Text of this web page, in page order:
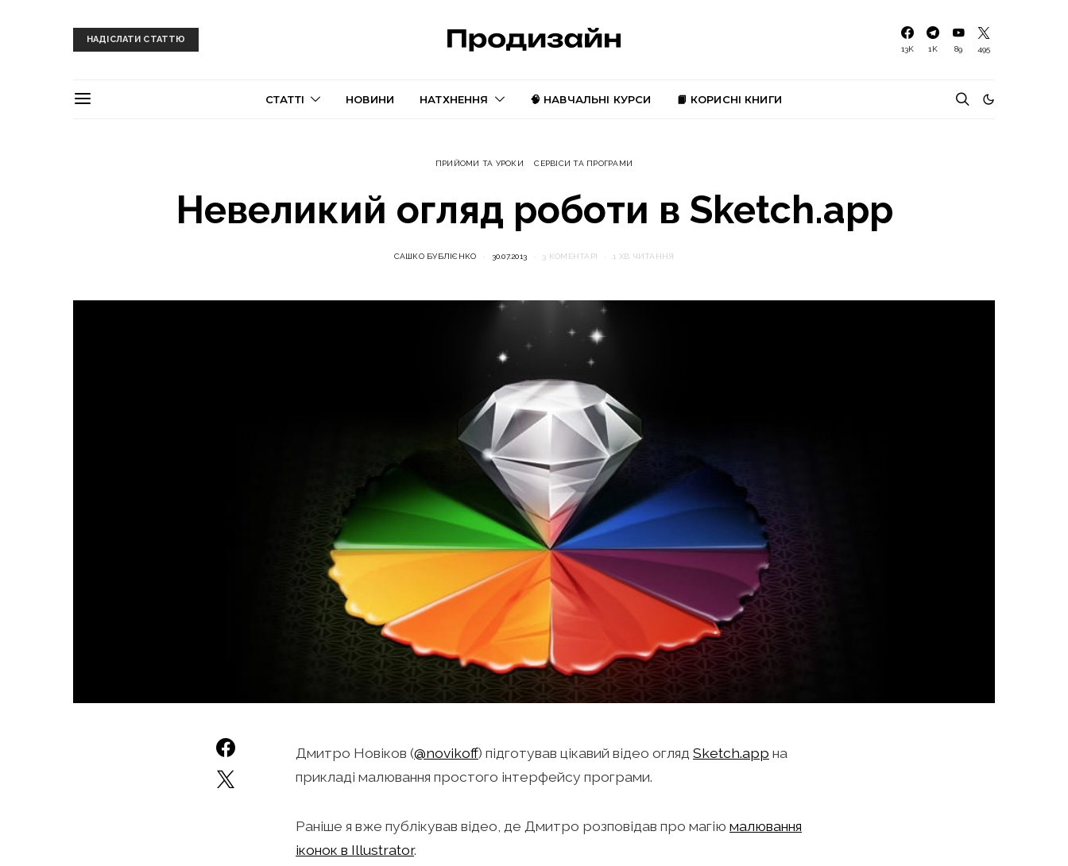
НАДІСЛАТИ СТАТТЮ
13K 1K 89 495
СТАТТІ НОВИНИ НАТХНЕННЯ 🧠 НАВЧАЛЬНІ КУРСИ 📙 КОРИСНІ КНИГИ
ПРИЙОМИ ТА УРОКИ СЕРВІСИ ТА ПРОГРАМИ
Невеликий огляд роботи в Sketch.app
САШКО БУБЛІЄНКО 30.07.2013 3 КОМЕНТАРІ 1 ХВ ЧИТАННЯ
Дмитро Новіков (@novikoff) підготував цікавий відео огляд Sketch.app на
прикладі малювання простого інтерфейсу програми.
Раніше я вже публікував відео, де Дмитро розповідав про магію малювання
іконок в Illustrator.